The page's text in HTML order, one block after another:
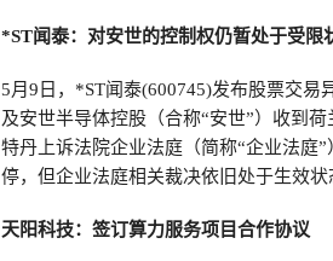
*ST闻泰：对安世的控制权仍暂处于受限
5月9日，*ST闻泰(600745)发布股票交易
及安世半导体控股（合称“安世”）收到
特丹上诉法院企业法庭（简称“企业法庭
停，但企业法庭相关裁决依旧处于生效
天阳科技：签订算力服务项目合作协议